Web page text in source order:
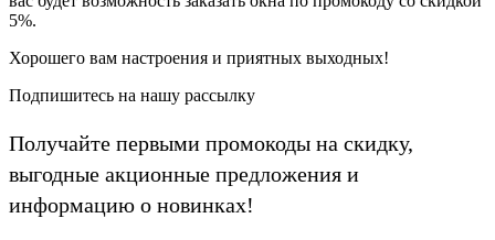
5%.
Хорошего вам настроения и приятных выходных!
Подпишитесь на нашу рассылку
Получайте первыми промокоды на скидку,
выгодные акционные предложения и
информацию о новинках!